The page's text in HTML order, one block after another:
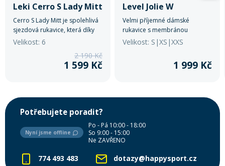
Leki Cerro S Lady Mitt
Cerro S Lady Mitt je spolehlivá
sjezdová rukavice, která díky
izolaci Dexfill a membráně
celý den v teple a suchu.
Velikost: 6
2 190 Kč
1 599 Kč
Level Jolie W
Velmi příjemné dámské
rukavice s membránou
Membra-Therm Plus pro
všechny podoby lyžování, které
Velikost: S|XS|XXS
1 999 Kč
Potřebujete poradit?
Nyní jsme offline
Po - Pá 10:00 - 18:00
So 9:00 - 15:00
Ne ZAVŘENO
774 493 483 dotazy@happysport.cz